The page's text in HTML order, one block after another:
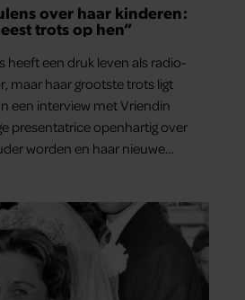
over haar kinderen:
trots op hen”
heeft een druk leven als radio-
maar haar grootste trots ligt
een interview met Vriendin
presentatrice openhartig over
worden en haar nieuwe